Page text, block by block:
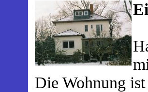
Die Wohnung